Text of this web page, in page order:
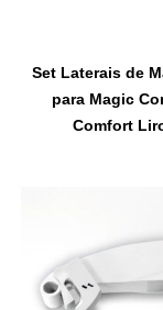
Set Laterais de
para Magic
Comfort